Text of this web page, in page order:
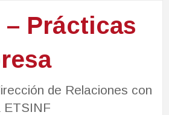
– Prácticas
de Relaciones con
ETSINF